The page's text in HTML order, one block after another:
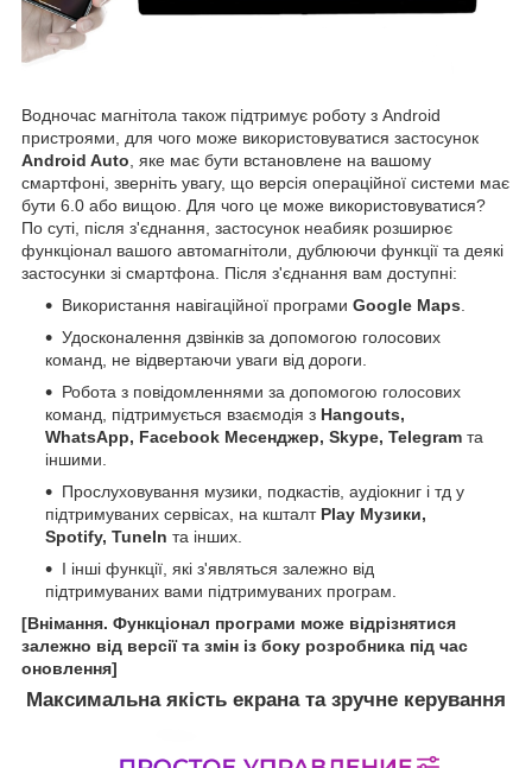
Водночас магнітола також підтримує роботу з Android
пристроями, для чого може використовуватися застосунок
Android Auto, яке має бути встановлене на вашому
смартфоні, зверніть увагу, що версія операційної системи має
бути 6.0 або вищою. Для чого це може використовуватися?
По суті, після з'єднання, застосунок неабияк розширює
функціонал вашого автомагнітоли, дублюючи функції та деякі
застосунки зі смартфона. Після з'єднання вам доступні:
Використання навігаційної програми Google Maps.
Удосконалення дзвінків за допомогою голосових
команд, не відвертаючи уваги від дороги.
Робота з повідомленнями за допомогою голосових
команд, підтримується взаємодія з Hangouts,
WhatsApp, Facebook Месенджер, Skype, Telegram та
іншими.
Прослуховування музики, подкастів, аудіокниг і тд у
підтримуваних сервісах, на кшталт Play Музики,
Spotify, TuneIn та інших.
І інші функції, які з'являться залежно від
підтримуваних вами підтримуваних програм.
[Внімання. Функціонал програми може відрізнятися
залежно від версії та змін із боку розробника під час
оновлення]
Максимальна якість екрана та зручне керування